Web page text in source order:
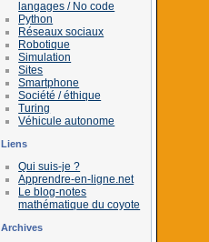
langages / No code
Python
Réseaux sociaux
Robotique
Simulation
Sites
Smartphone
Société / éthique
Turing
Véhicule autonome
Liens
Qui suis-je ?
Apprendre-en-ligne.net
Le blog-notes
mathématique du coyote
Archives